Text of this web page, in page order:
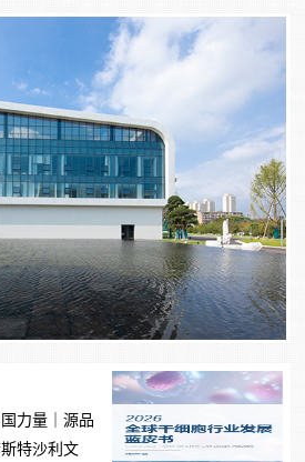
力量｜源品
特沙利文